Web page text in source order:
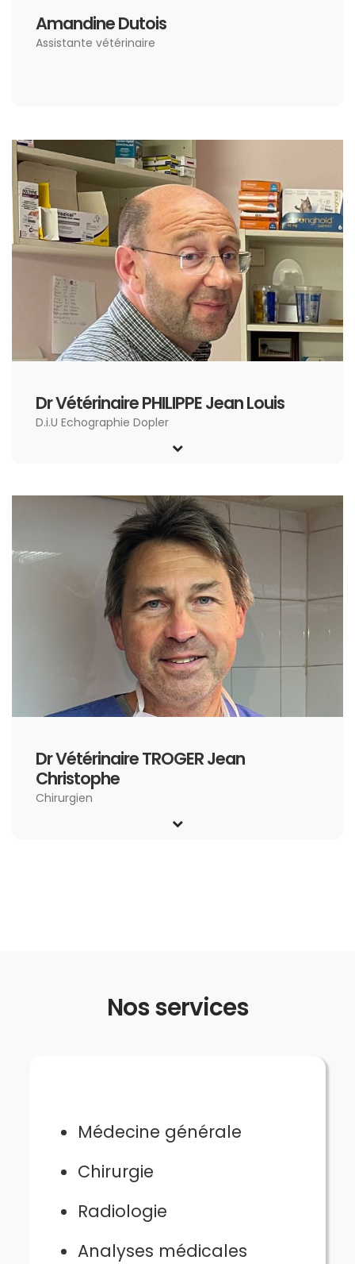
Amandine Dutois
Assistante vétérinaire
Dr Vétérinaire PHILIPPE Jean Louis
D.i.U Echographie Dopler
Dr Vétérinaire TROGER Jean
Christophe
Chirurgien
Nos services
Médecine générale
Chirurgie
Radiologie
Analyses médicales